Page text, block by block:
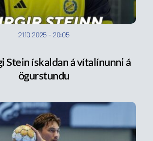
21.10.2025 - 20:05
Stein ískaldan á vítalínunni á
ögurstundu